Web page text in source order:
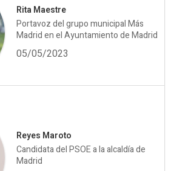
Rita Maestre
Portavoz del grupo municipal Más
Madrid en el Ayuntamiento de Madrid
05/05/2023
Reyes Maroto
Candidata del PSOE a la alcaldía de
Madrid